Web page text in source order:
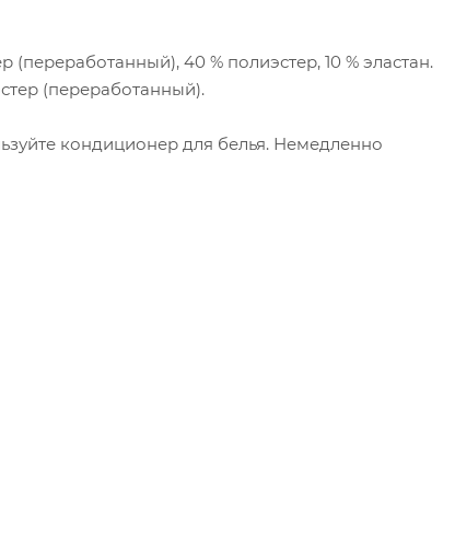
40 % полиэстер, 10 % эластан.
(переработанный).
кондиционер для белья. Немедленно